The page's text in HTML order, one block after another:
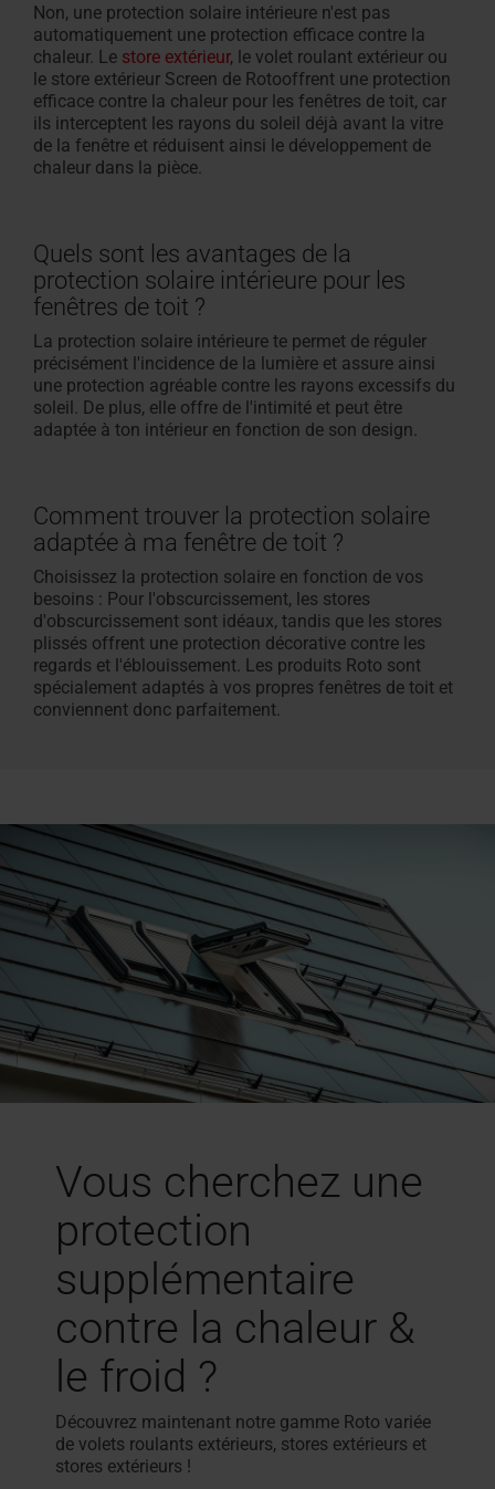
Non, une protection solaire intérieure n'est pas
automatiquement une protection efficace contre la
chaleur. Le store extérieur, le volet roulant extérieur ou
le store extérieur Screen de Rotooffrent une protection
efficace contre la chaleur pour les fenêtres de toit, car
ils interceptent les rayons du soleil déjà avant la vitre
de la fenêtre et réduisent ainsi le développement de
chaleur dans la pièce.
Quels sont les avantages de la
protection solaire intérieure pour les
fenêtres de toit ?
La protection solaire intérieure te permet de réguler
précisément l'incidence de la lumière et assure ainsi
une protection agréable contre les rayons excessifs du
soleil. De plus, elle offre de l'intimité et peut être
adaptée à ton intérieur en fonction de son design.
Comment trouver la protection solaire
adaptée à ma fenêtre de toit ?
Choisissez la protection solaire en fonction de vos
besoins : Pour l'obscurcissement, les stores
d'obscurcissement sont idéaux, tandis que les stores
plissés offrent une protection décorative contre les
regards et l'éblouissement. Les produits Roto sont
spécialement adaptés à vos propres fenêtres de toit et
conviennent donc parfaitement.
Vous cherchez une
protection
supplémentaire
contre la chaleur &
le froid ?
Découvrez maintenant notre gamme Roto variée
de volets roulants extérieurs, stores extérieurs et
stores extérieurs !